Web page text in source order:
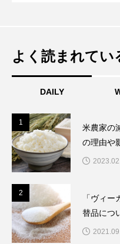
筆開始。
でも働け
ける普及
影響
2023.06.17 アップサ
減。リサ
よく読まれてい
DAILY
1
米農家の
の理由や
2
「ヴィ
替品につ